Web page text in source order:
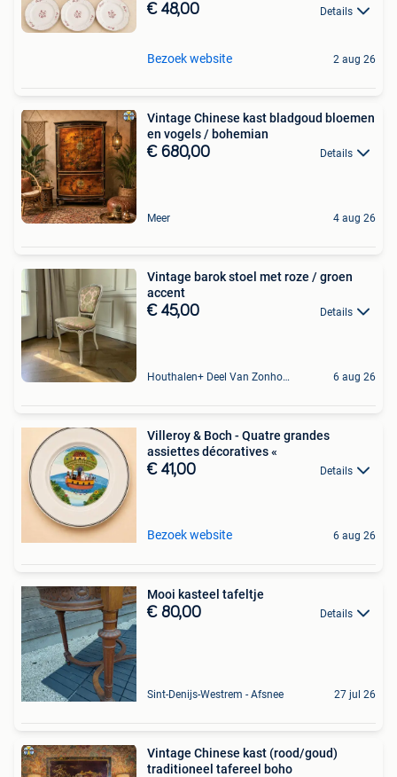
€ 48,00 Details
Bezoek website 2 aug 26
Vintage Chinese kast bladgoud bloemen
en vogels / bohemian
€ 680,00 Details
Meer 4 aug 26
Vintage barok stoel met roze / groen
accent
€ 45,00 Details
Houthalen+ Deel Van Zonhoven En Zolder 6 aug 26
Villeroy & Boch - Quatre grandes
assiettes décoratives «
€ 41,00 Details
Bezoek website 6 aug 26
Mooi kasteel tafeltje
€ 80,00 Details
Sint-Denijs-Westrem - Afsnee 27 jul 26
Vintage Chinese kast (rood/goud)
traditioneel tafereel boho